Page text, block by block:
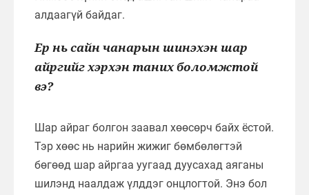
алдаагүй байдаг.
Ер нь сайн чанарын шинэхэн шар
айргийг хэрхэн таних боломжтой
вэ?
Шар айраг болгон заавал хөөсөрч байх ёстой.
Тэр хөөс нь нарийн жижиг бөмбөлөгтэй
бөгөөд шар айргаа уугаад дуусахад аяганы
шилэнд наалдаж үлддэг онцлогтой. Энэ бол